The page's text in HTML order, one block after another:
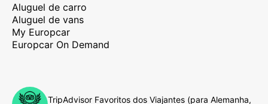
Aluguel de carro
Aluguel de vans
My Europcar
Europcar On Demand
TripAdvisor Favoritos dos Viajantes (para Alemanha,